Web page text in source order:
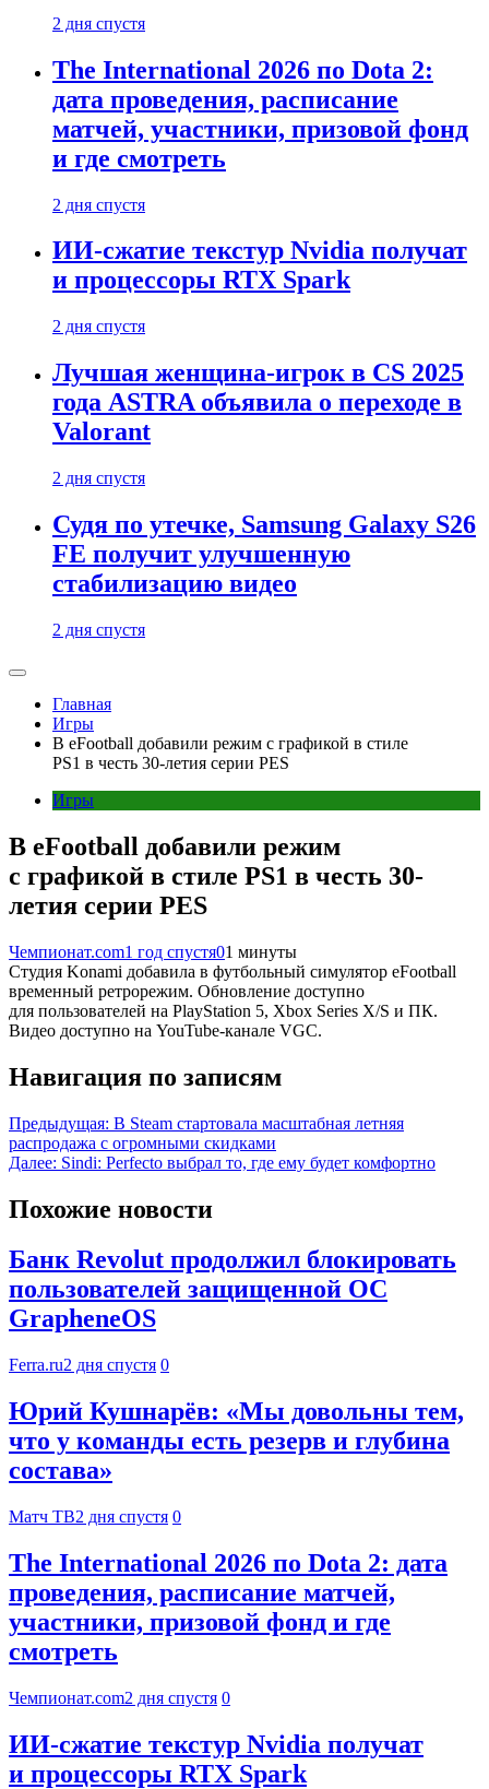
2 дня спустя
The International 2026 по Dota 2:
дата проведения, расписание
матчей, участники, призовой фонд
и где смотреть
2 дня спустя
ИИ-сжатие текстур Nvidia получат
и процессоры RTX Spark
2 дня спустя
Лучшая женщина-игрок в CS 2025
года ASTRA объявила о переходе в
Valorant
2 дня спустя
Судя по утечке, Samsung Galaxy S26
FE получит улучшенную
стабилизацию видео
2 дня спустя
Главная
Игры
В eFootball добавили режим с графикой в стиле
PS1 в честь 30-летия серии PES
Игры
В eFootball добавили режим
с графикой в стиле PS1 в честь 30-
летия серии PES
Чемпионат.com1 год спустя01 минуты
Студия Konami добавила в футбольный симулятор eFootball
временный ретрорежим. Обновление доступно
для пользователей на PlayStation 5, Xbox Series X/S и ПК.
Видео доступно на YouTube-канале VGC.
Навигация по записям
Предыдущая: В Steam стартовала масштабная летняя
распродажа с огромными скидками
Далее: Sindi: Perfecto выбрал то, где ему будет комфортно
Похожие новости
Банк Revolut продолжил блокировать
пользователей защищенной ОС
GrapheneOS
Ferra.ru2 дня спустя 0
Юрий Кушнарёв: «Мы довольны тем,
что у команды есть резерв и глубина
состава»
Матч ТВ2 дня спустя 0
The International 2026 по Dota 2: дата
проведения, расписание матчей,
участники, призовой фонд и где
смотреть
Чемпионат.com2 дня спустя 0
ИИ-сжатие текстур Nvidia получат
и процессоры RTX Spark